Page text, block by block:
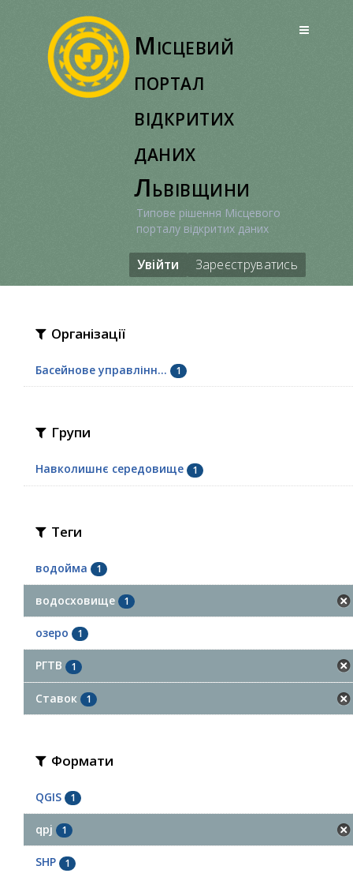
Місцевий
портал
відкритих
даних
Львівщини
Типове рішення Місцевого
порталу відкритих даних
Увійти Зареєструватись
Організації
Басейнове управлінн... 1
Групи
Навколишнє середовище 1
Теги
водойма 1
водосховище 1
озеро 1
РГТВ 1
Ставок 1
Формати
QGIS 1
qpj 1
SHP 1